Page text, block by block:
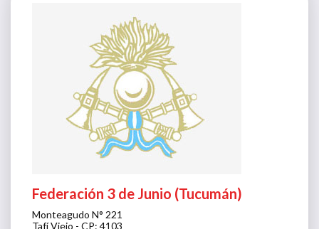
Federación 3 de Junio (Tucumán)
Monteagudo N° 221
Tafí Viejo - CP: 4103